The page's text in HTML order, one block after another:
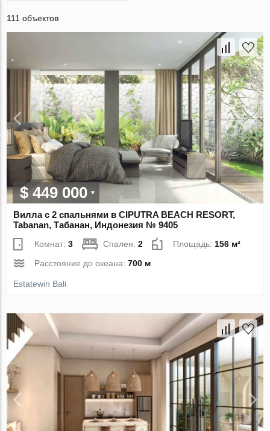
111 объектов
$ 449 000
Вилла с 2 спальнями в CIPUTRA BEACH RESORT,
Tabanan, Табанан, Индонезия № 9405
Комнат:3 Спален:2 Площадь: 156 м²
Расстояние до океана:700 м
Estatewin Bali